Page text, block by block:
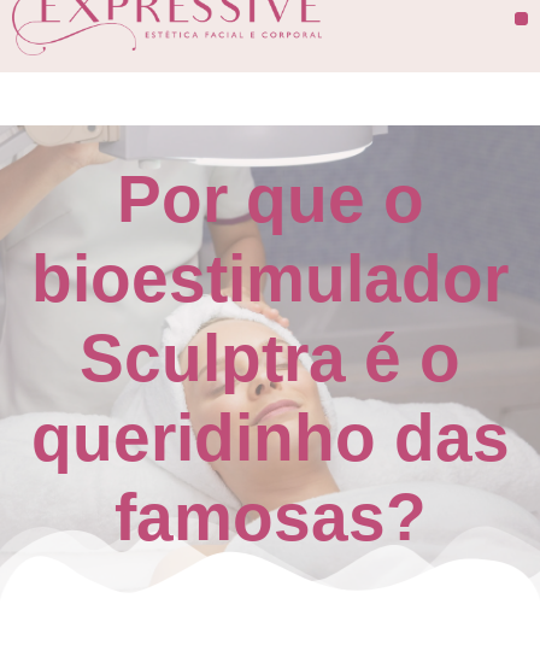
Por que o
bioestimulador
Sculptra é o
queridinho das
famosas?